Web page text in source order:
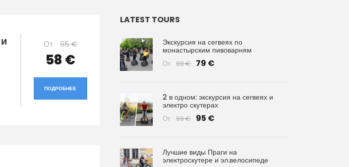
От 95 €
58 €
ПОДРОБНЕЕ
LATEST TOURS
Экскурсия на сегвеях по
монастырским пивоварням
От 89 € 79 €
2 в одном: экскурсия на сегвеях и
электро скутерах
От 99 € 95 €
Лучшие виды Праги на
электроскутере и эл.велосипеде